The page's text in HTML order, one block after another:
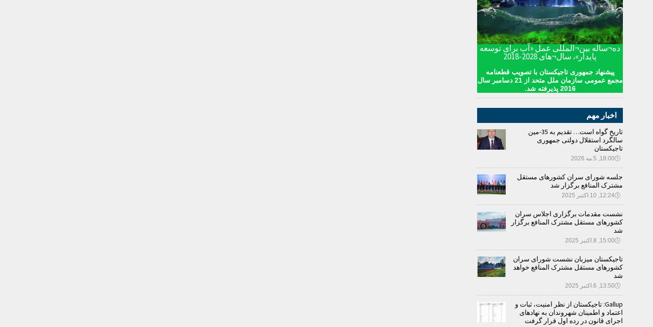
ده¬ساله بین¬المللی عمل «آب برای توسعه
پایدار»، سال¬های 2028-2018
پیشنهاد جمهوری تاجیکستان با تصویب قطعنامه
مجمع عمومی سازمان ملل متحد از 21 دسامبر سال
2016 پذیرفته شد.
اخبار مهم
تاریخ گواه است… تقدیم به 35-مین
سالگرد استقلال دولتی جمهوری
تاجیکستان
🕔18:00, 5.مه 2026
جلسه شورای سران کشورهای مستقل
مشترک المنافع برگزار شد
🕔12:24, 10.اکتبر 2025
نشست مقدمات برگزاری اجلاس سران
کشورهای مستقل مشترک المنافع برگزار
شد
🕔15:00, 8.اکتبر 2025
تاجیکستان میزبان نشست شورای سران
کشورهای مستقل مشترک المنافع خواهد
شد
🕔13:50, 6.اکتبر 2025
Gallup: تاجیکستان از نظر امنیت، ثبات و
اعتماد و اطمینان شهروندان به نهادهای
اجرای قانون در رده اول قرار گرفت